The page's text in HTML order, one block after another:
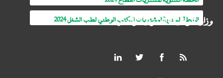
الخطة السنوية لمشتريات المكتب الوطني لطب الشغل 2024
وزارة الوظيفة العمومية والعمل